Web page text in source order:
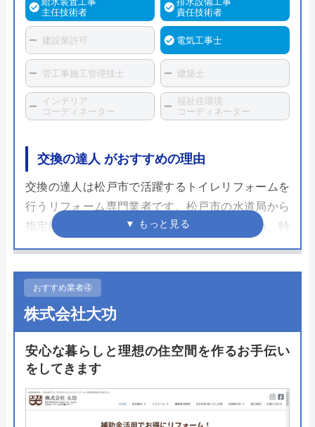
主任技術者
責任技術者
建設業許可 電気工事士
管工事施工管理技士 建築士
インテリア
コーディネーター
福祉住環境
コーディネーター
交換の達人 がおすすめの理由
交換の達人は松戸市で活躍するトイレリフォームを
行うリフォーム専門業者です。松戸市の水道局から
指定給水工事事業者として指定されているため、特
に水まわりの設備では安心して依頼することができ
る資格を所持しており、家の状態に合わせて適切な
方法で工事を行ってくれます。
支払いは現金だけでなく各種クレジットカードや電
子マネーにも対応。ローンを組んで施工することも
す。まずは無料の見積もりで金額を確認してみてく
おすすめ業者④
株式会社大功
安心な暮らしと理想の住空間を作るお手伝い
をしてきます